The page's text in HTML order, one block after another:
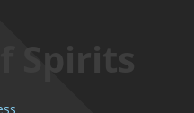
Spirits